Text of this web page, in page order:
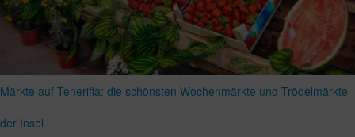
Märkte auf Teneriffa: die schönsten Wochenmärkte und Trödelmärkte
der Insel